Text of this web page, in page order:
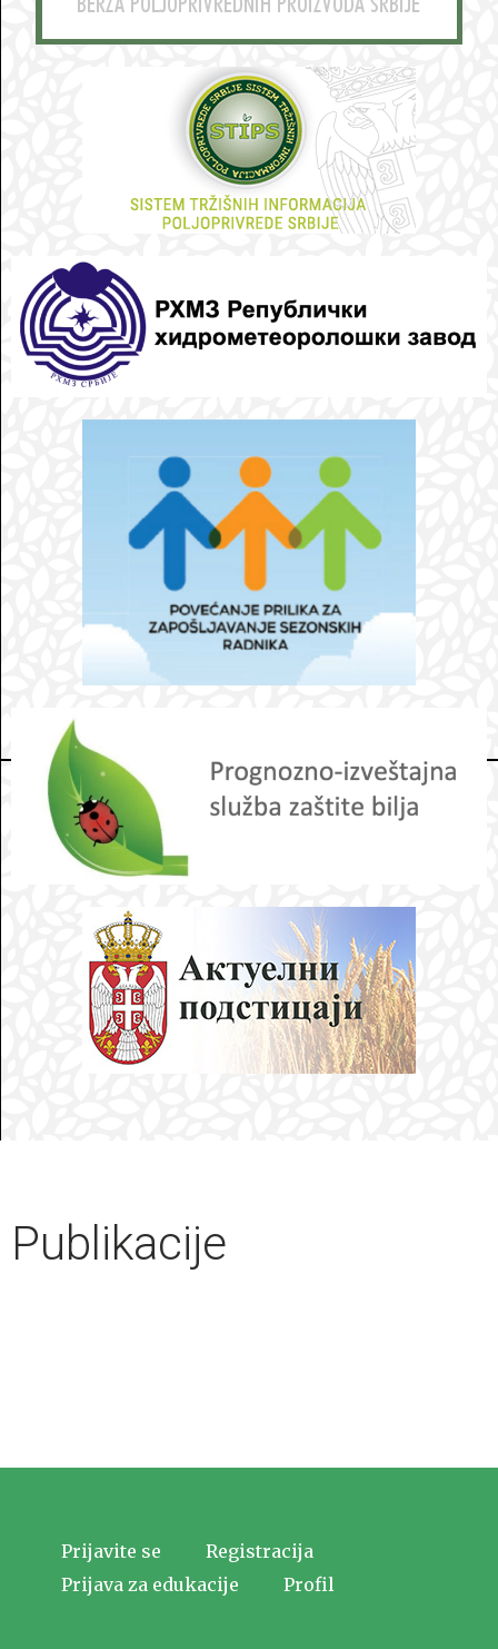
Publikacije
Prijavite se
Registracija
Prijava za edukacije
Profil